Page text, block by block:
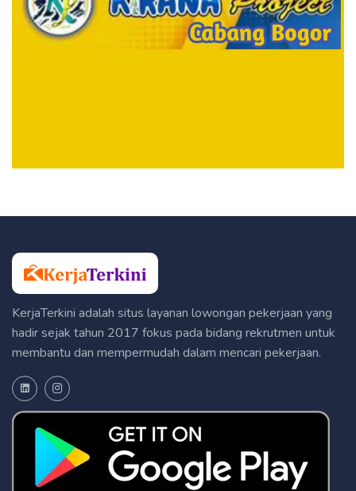
KerjaTerkini adalah situs layanan lowongan pekerjaan yang
hadir sejak tahun 2017 fokus pada bidang rekrutmen untuk
membantu dan mempermudah dalam mencari pekerjaan.